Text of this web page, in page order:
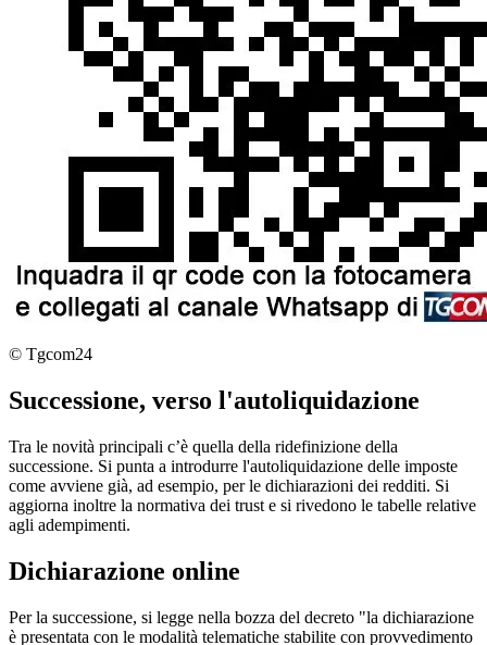
© Tgcom24
Successione, verso l'autoliquidazione
Tra le novità principali c’è quella della ridefinizione della
successione. Si punta a introdurre l'autoliquidazione delle imposte
come avviene già, ad esempio, per le dichiarazioni dei redditi. Si
aggiorna inoltre la normativa dei trust e si rivedono le tabelle relative
agli adempimenti.
Dichiarazione online
Per la successione, si legge nella bozza del decreto "la dichiarazione
è presentata con le modalità telematiche stabilite con provvedimento